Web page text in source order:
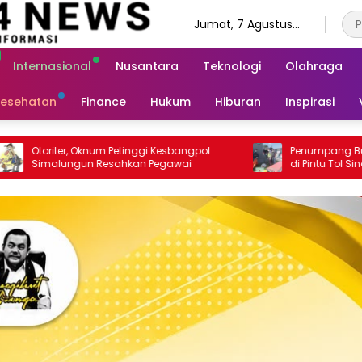
Jumat, 7 Agustus
Internasional Nusantara Teknologi Olahraga
Finance Hukum Hiburan Inspirasi
Penumpang Bus Meninggal Mendadak
di Pintu Tol Sinaksak, Polsek Dolok Batu
Nanggar Gerak Cepat Olah TKP